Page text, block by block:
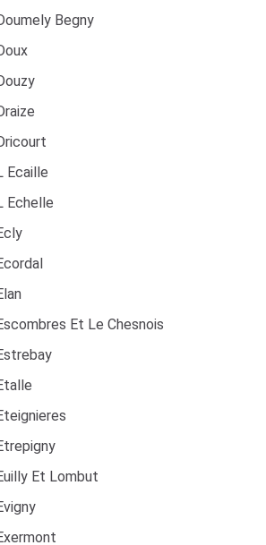
Begny
Ecaille
Echelle
Et Le Chesnois
Et Lombut